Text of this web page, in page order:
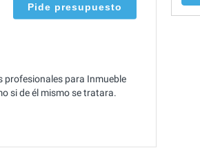
Pide presupuesto
profesionales para Inmueble
si de él mismo se tratara.